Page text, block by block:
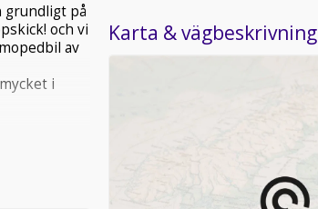
grundligt på
och vi
av
i
36
Karta & vägbeskrivning